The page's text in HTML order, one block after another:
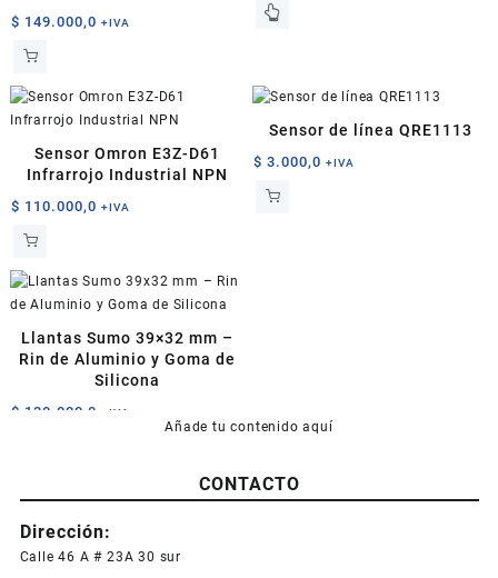
$ 149.000,0 +IVA
Sensor Omron E3Z-D61
Infrarrojo Industrial NPN
$ 110.000,0 +IVA
Sensor de línea QRE1113
$ 3.000,0 +IVA
Llantas Sumo 39×32 mm –
Rin de Aluminio y Goma de
Silicona
$ 130.000,0 +IVA
Añade tu contenido aquí
CONTACTO
Dirección:
Calle 46 A # 23A 30 sur